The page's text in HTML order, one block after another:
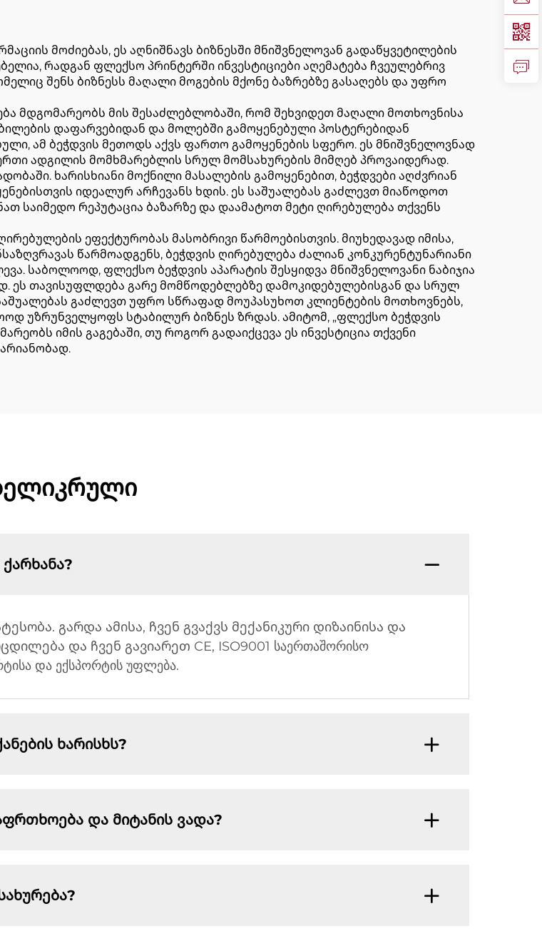
მოძიებას, ეს აღნიშნავს ბიზნესში მნიშვნელოვან გადაწყვეტილების
რადგან ფლექსო პრინტერში ინვესტიციები აღემატება ჩვეულებრივ
შენს ბიზნესს მაღალი მოგების მქონე ბაზრებზე გასაღებს და უფრო
მდგომარეობს მის შესაძლებლობაში, რომ შეხვიდეთ მაღალი მოთხოვნისა
დაფარვებიდან და მოლებში გამოყენებული პოსტერებიდან
ამ ბეჭდვის მეთოდს აქვს ფართო გამოყენების სფერო. ეს მნიშვნელოვნად
ადგილის მომხმარებლის სრულ მომსახურების მიმღებ პროვაიდერად.
ხარისხიანი მოქნილი მასალების გამოყენებით, ბეჭდვები აღძვრიან
იდეალურ არჩევანს ხდის. ეს საშუალებას გაძლევთ მიაწოდოთ
საიმედო რეპუტაცია ბაზარზე და დაამატოთ მეტი ღირებულება თქვენს
ეფექტურობას მასობრივი წარმოებისთვის. მიუხედავად იმისა,
წარმოადგენს, ბეჭდვის ღირებულება ძალიან კონკურენტუნარიანი
საბოლოოდ, ფლექსო ბეჭდვის აპარატის შესყიდვა მნიშვნელოვანი ნაბიჯია
ეს თავისუფლდება გარე მომწოდებლებზე დამოკიდებულებისგან და სრულ
გაძლევთ უფრო სწრაფად მოუპასუხოთ კლიენტების მოთხოვნებს,
უზრუნველყოფს სტაბილურ ბიზნეს ზრდას. ამიტომ, „ფლექსო ბეჭდვის
იმის გაგებაში, თუ როგორ გადაიქცევა ეს ინვესტიცია თქვენი
გარდა ამისა, ჩვენ გვაქვს მექანიკური დიზაინისა და
და ჩვენ გავიარეთ CE, ISO9001 საერთაშორისო
და ექსპორტის უფლება.
ხარისხს?
და მიტანის ვადა?